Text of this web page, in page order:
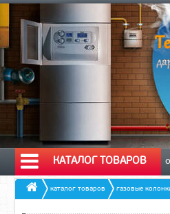
КАТАЛОГ ТОВАРОВ
каталог товаров газовые